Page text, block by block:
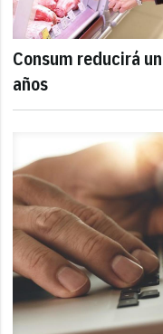
Consum reducirá
años